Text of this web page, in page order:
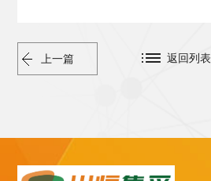
上一篇 返回列表